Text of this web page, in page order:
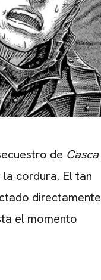
de Casca
cordura. El tan
directamente
el momento